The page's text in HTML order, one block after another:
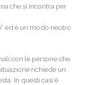
che si incontra per
” ed è un modo neutro
con le persone che
richiede un
In questi casi è